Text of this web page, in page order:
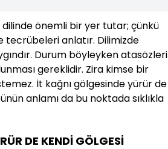
önemli bir yer tutar; çünkü
tecrübeleri anlatır. Dilimizde
Durum böyleyken atasözleri
gereklidir. Zira kimse bir
İt kağnı gölgesinde yürür de
anlamı da bu noktada sıklıkla
DE KENDİ GÖLGESİ